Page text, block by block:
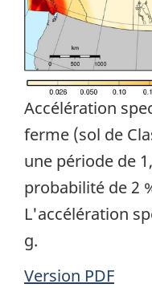
Accélération
ferme (sol de
une période de
probabilité de 2
L'accélération
g.
Version PDF